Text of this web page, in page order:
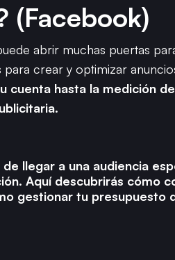
(Facebook)
abrir muchas puertas
crear y optimizar
cuenta hasta la medición
llegar a una audiencia
Aquí descubrirás cómo
gestionar tu presupuesto